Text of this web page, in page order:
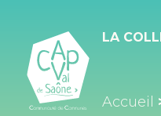
LA
Accueil